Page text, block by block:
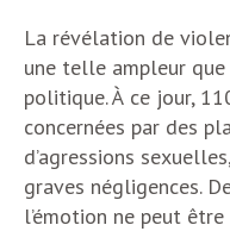
La révélation de
une telle ampleur
politique. À ce jour,
concernées par des
d’agressions
graves négligences.
l’émotion ne peut